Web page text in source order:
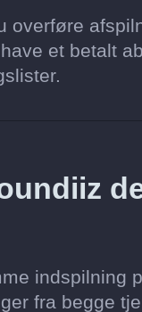
overføre
et betalt
indspilning
fra begge